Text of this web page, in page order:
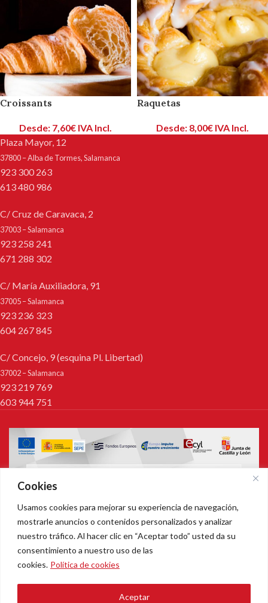
Cookies
Usamos cookies para mejorar su experiencia de navegación,
mostrarle anuncios o contenidos personalizados y analizar
nuestro tráfico. Al hacer clic en “Aceptar todo” usted da su
consentimiento a nuestro uso de las
cookies. Política de cookies
Aceptar
Croissants
Desde: 7,60€ IVA Incl.
Raquetas
Desde: 8,00€ IVA Incl.
Plaza Mayor, 12
37800 – Alba de Tormes, Salamanca
923 300 263
613 480 986
C/ Cruz de Caravaca, 2
37003 – Salamanca
923 258 241
671 288 302
C/ María Auxiliadora, 91
37005 – Salamanca
923 236 323
604 267 845
C/ Concejo, 9 (esquina Pl. Libertad)
37002 – Salamanca
923 219 769
603 944 751